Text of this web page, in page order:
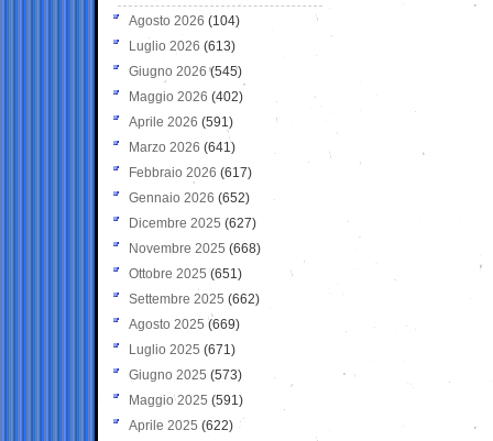
Agosto 2026 (104)
Luglio 2026 (613)
Giugno 2026 (545)
Maggio 2026 (402)
Aprile 2026 (591)
Marzo 2026 (641)
Febbraio 2026 (617)
Gennaio 2026 (652)
Dicembre 2025 (627)
Novembre 2025 (668)
Ottobre 2025 (651)
Settembre 2025 (662)
Agosto 2025 (669)
Luglio 2025 (671)
Giugno 2025 (573)
Maggio 2025 (591)
Aprile 2025 (622)